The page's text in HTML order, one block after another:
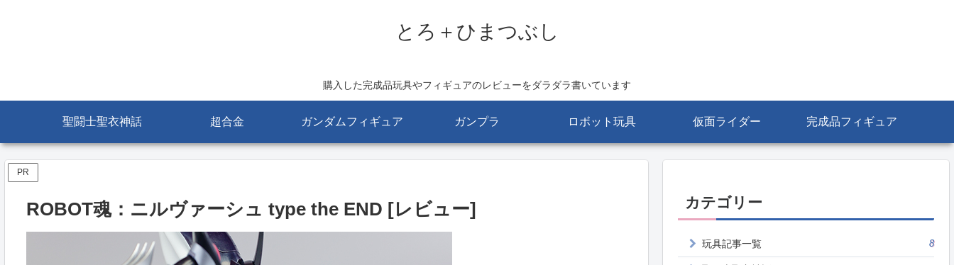
とろ＋ひまつぶし
購入した完成品玩具やフィギュアのレビューをダラダラ書いています
聖闘士聖衣神話 超合金 ガンダムフィギュア ガンプラ ロボット玩具 仮面ライダー 完成品フィギュア
PR
ROBOT魂：ニルヴァーシュ type the END [レビュー] カテゴリー
玩具記事一覧 8